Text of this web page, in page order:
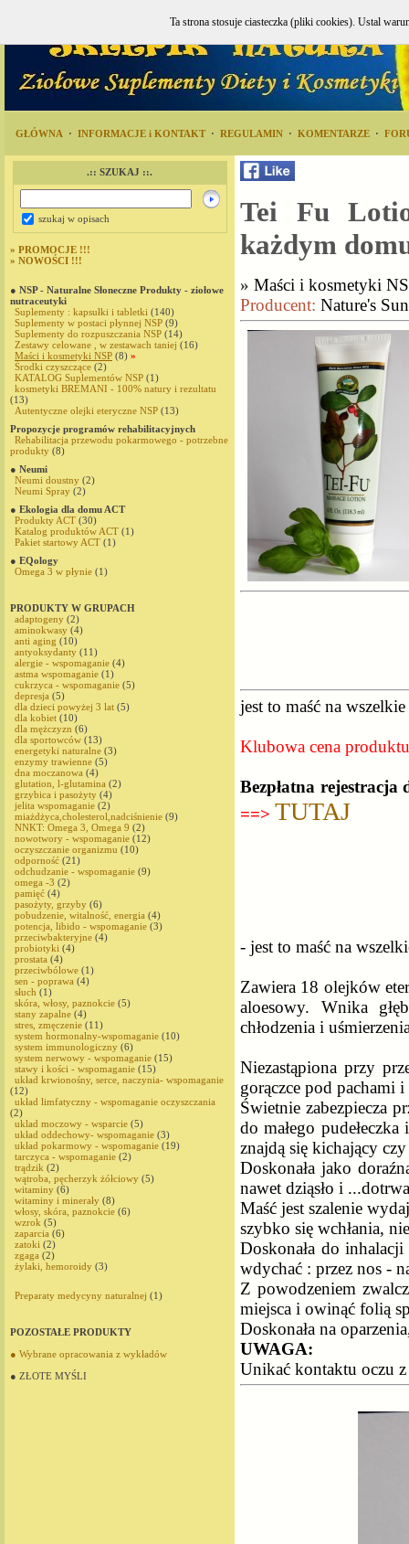
GŁÓWNA · INFORMACJE i KONTAKT · REGULAMIN · KOMENTARZE ·
.:: SZUKAJ ::.
szukaj w opisach
» PROMOCJE !!!
» NOWOŚCI !!!
● NSP - Naturalne Słoneczne Produkty - ziołowe
nutraceutyki
Suplementy : kapsułki i tabletki (140)
Suplementy w postaci płynnej NSP (9)
Suplementy do rozpuszczania NSP (14)
Zestawy celowane , w zestawach taniej (16)
Maści i kosmetyki NSP (8) »
Środki czyszczące (2)
KATALOG Suplementów NSP (1)
kosmetyki BREMANI - 100% natury i rezultatu
(13)
Autentyczne olejki eteryczne NSP (13)
Propozycje programów rehabilitacyjnych
Rehabilitacja przewodu pokarmowego - potrzebne
produkty (8)
● Neumi
Neumi doustny (2)
Neumi Spray (2)
● Ekologia dla domu ACT
Produkty ACT (30)
Katalog produktów ACT (1)
Pakiet startowy ACT (1)
● EQology
Omega 3 w płynie (1)
PRODUKTY W GRUPACH
adaptogeny (2)
aminokwasy (4)
anti aging (10)
antyoksydanty (11)
alergie - wspomaganie (4)
astma wspomaganie (1)
cukrzyca - wspomaganie (5)
depresja (5)
dla dzieci powyżej 3 lat (5)
dla kobiet (10)
dla mężczyzn (6)
dla sportowców (13)
energetyki naturalne (3)
enzymy trawienne (5)
dna moczanowa (4)
glutation, l-glutamina (2)
grzybica i pasożyty (4)
jelita wspomaganie (2)
miażdżyca,cholesterol,nadciśnienie (9)
NNKT: Omega 3, Omega 9 (2)
nowotwory - wspomaganie (12)
oczyszczanie organizmu (10)
odporność (21)
odchudzanie - wspomaganie (9)
omega -3 (2)
pamięć (4)
pasożyty, grzyby (6)
pobudzenie, witalność, energia (4)
potencja, libido - wspomaganie (3)
przeciwbakteryjne (4)
probiotyki (4)
prostata (4)
przeciwbólowe (1)
sen - poprawa (4)
słuch (1)
skóra, włosy, paznokcie (5)
stany zapalne (4)
stres, zmęczenie (11)
system hormonalny-wspomaganie (10)
system immunologiczny (6)
system nerwowy - wspomaganie (15)
stawy i kości - wspomaganie (15)
układ krwionośny, serce, naczynia- wspomaganie
(12)
układ limfatyczny - wspomaganie oczyszczania
(2)
uklad moczowy - wsparcie (5)
układ oddechowy- wspomaganie (3)
układ pokarmowy - wspomaganie (19)
tarczyca - wspomaganie (2)
trądzik (2)
wątroba, pęcherzyk żółciowy (5)
witaminy (6)
witaminy i minerały (8)
włosy, skóra, paznokcie (6)
wzrok (5)
zaparcia (6)
zatoki (2)
zgaga (2)
żylaki, hemoroidy (3)
Preparaty medycyny naturalnej (1)
POZOSTAŁE PRODUKTY
● Wybrane opracowania z wykładów
● ZŁOTE MYŚLI
Tei Fu
każdym
» Maści i kosmetyki
Producent: Nature's
jest to maść na
Klubowa cena
Bezpłatna
==> TUTAJ
- jest to maść na
Zawiera 18 olejków
aloesowy. Wnika
chłodzenia i
Niezastąpiona przy
gorączce pod pachami
Świetnie zabezpiecza
do małego
znajdą się kichający
Doskonała jako
nawet dziąsło i
Maść jest szalenie
szybko się wchłania,
Doskonała do
wdychać : przez nos -
Z powodzeniem
miejsca i owinąć folią
Doskonała na
UWAGA:
Unikać kontaktu oczu
Ta strona stosuje ciasteczka (pliki cookies). Ustal